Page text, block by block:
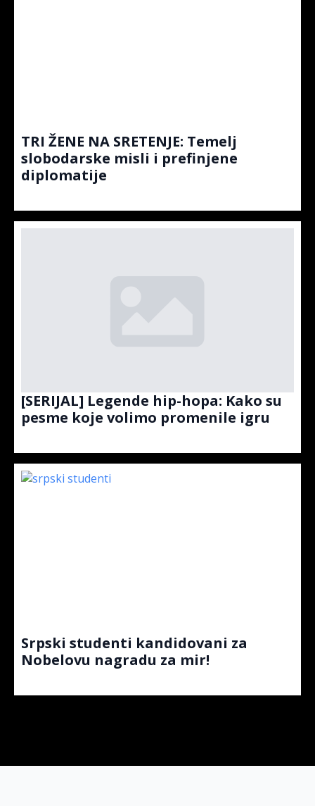
TRI ŽENE NA SRETENJE: Temelj
slobodarske misli i prefinjene
diplomatije
[SERIJAL] Legende hip-hopa: Kako su
pesme koje volimo promenile igru
Srpski studenti kandidovani za
Nobelovu nagradu za mir!